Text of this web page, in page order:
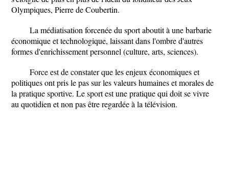
Olympiques, Pierre de Coubertin.
La médiatisation forcenée du sport aboutit à une barbarie
économique et technologique, laissant dans l'ombre d'autres
formes d'enrichissement personnel (culture, arts, sciences).
Force est de constater que les enjeux économiques et
politiques ont pris le pas sur les valeurs humaines et morales de
la pratique sportive. Le sport est une pratique qui doit se vivre
au quotidien et non pas être regardée à la télévision.